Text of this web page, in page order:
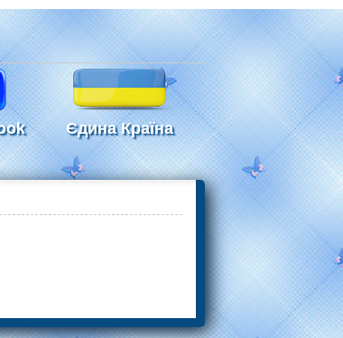
Єдина Країна